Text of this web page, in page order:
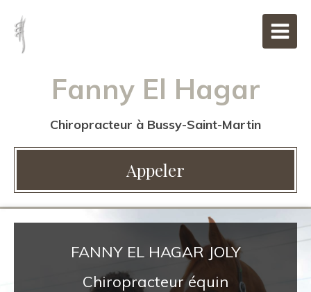
Fanny El Hagar
Chiropracteur à Bussy-Saint-Martin
Appeler
FANNY EL HAGAR JOLY
Chiropracteur équin